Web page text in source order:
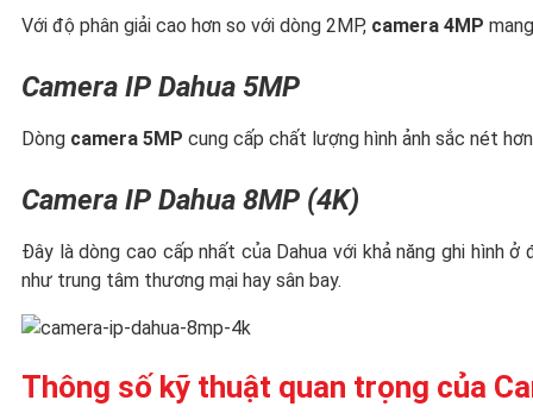
Với độ phân giải cao hơn so với dòng 2MP, camera 4MP
Camera IP Dahua 5MP
Dòng camera 5MP cung cấp chất lượng hình ảnh sắc nét
Camera IP Dahua 8MP (4K)
Đây là dòng cao cấp nhất của Dahua với khả năng ghi hình
như trung tâm thương mại hay sân bay.
Thông số kỹ thuật quan trọng của